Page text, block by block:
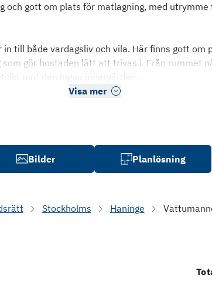
och gott om plats för matlagning, med
till både vardagsliv och vila. Här finns gott om
gör bostaden lätt att trivas i. Från rummet
mot den lugna innergården.
Visa mer
Bilder Planlösning
Stockholms Haninge